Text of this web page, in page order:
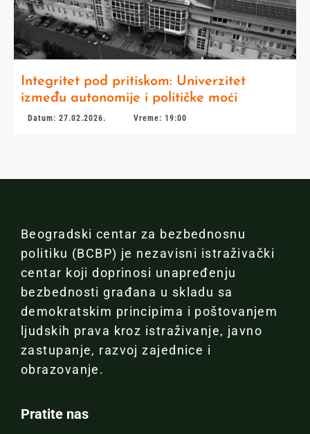
Integritet pod pritiskom: Univerzitet
između autonomije i političke moći
Datum: 27.02.2026. Vreme: 19:00
Beogradski centar za bezbednosnu
politiku (BCBP) je nezavisni istraživački
centar koji doprinosi unapređenju
bezbednosti građana u skladu sa
demokratskim principima i poštovanjem
ljudskih prava kroz istraživanje, javno
zastupanje, razvoj zajednice i
obrazovanje.
Pratite nas